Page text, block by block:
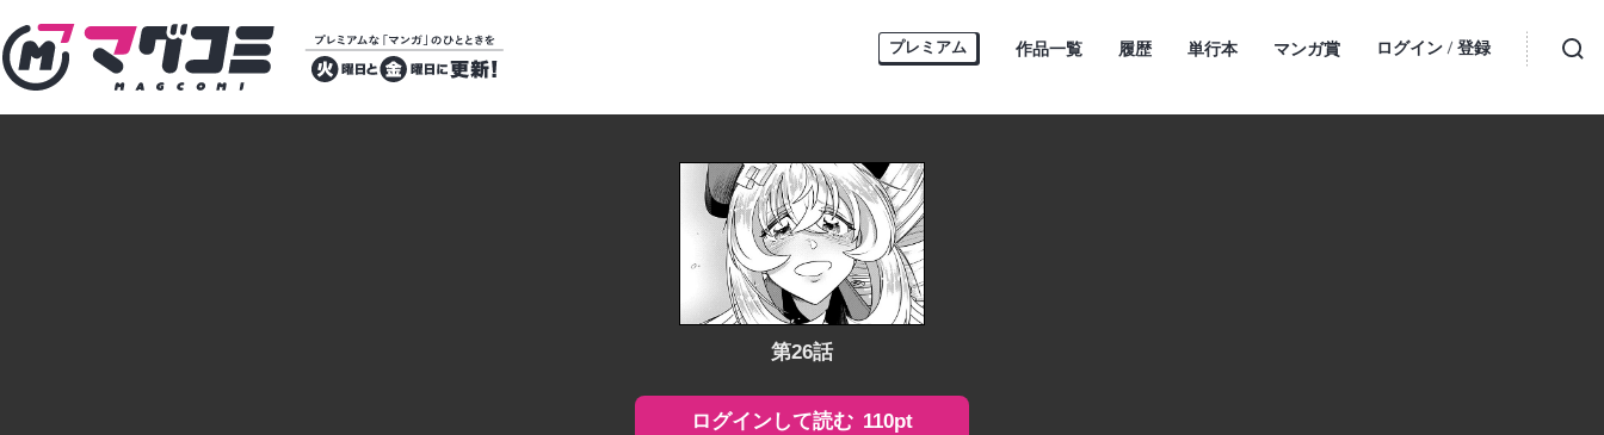
マグコミ – Mag Garden Comic Online
プレミアムな
「マンガ」のひ
プレミアム 作品一覧 履歴 単行本 マンガ賞 ログイン ・
登録 検索
第26話
ログインして読む 110pt